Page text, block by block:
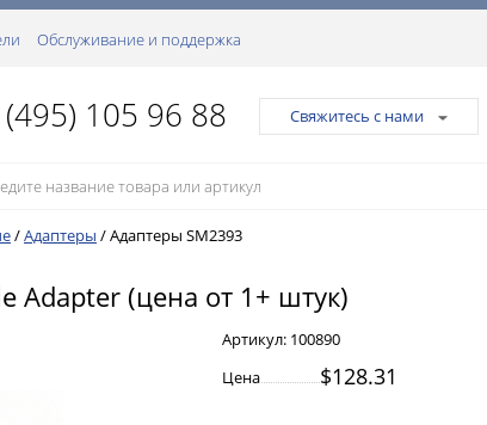
Обслуживание и поддержка
105 96 88 Свяжитесь с нами
/Адаптеры /Адаптеры SM2393
Adapter (цена от 1+ штук)
Артикул: 100890
Цена
$128.31